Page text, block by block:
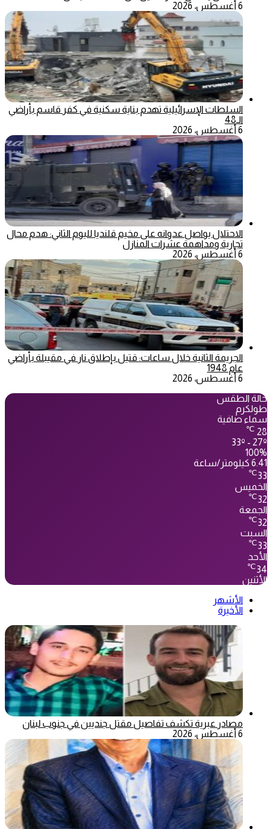
6 أغسطس، 2026
السلطات الإسرائيلية تهدم بناية سكنية في كفر قاسم بأراضي
الـ48
6 أغسطس، 2026
الاحتلال يواصل عدوانه على مخيم قلنديا لليوم الثاني: هدم محال
تجارية ومداهمة عشرات المنازل
6 أغسطس، 2026
الجريمة الثانية خلال ساعات: قتيل بإطلاق نار في مقيبلة بأراضي
عام 1948
6 أغسطس، 2026
حالة الطقس
طولكرم
سماء صافية
28
℃
33º - 27º
100%
6.41 كيلومتر/ساعة
33
℃
الخميس
32
℃
الجمعة
32
℃
السبت
33
℃
الأحد
34
℃
الأثنين
الأشهر
الأخيرة
مصادر عبرية تكشف تفاصيل مقتل جنديين في جنوب لبنان
6 أغسطس، 2026